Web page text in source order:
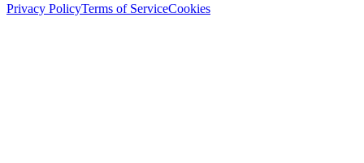
Privacy PolicyTerms of ServiceCookies